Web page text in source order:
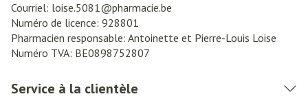
Courriel: loise.5081@pharmacie.be
Numéro de licence: 928801
Pharmacien responsable: Antoinette et Pierre-Louis Loise
Numéro TVA: BE0898752807
Service à la clientèle